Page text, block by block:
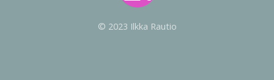
© 2023 Ilkka Rautio